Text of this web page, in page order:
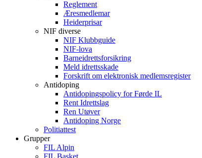
Reglement
Æresmedlemar
Heiderprisar
NIF diverse
NIF Klubbguide
NIF-lova
Barneidrettsforsikring
Meld idrettsskade
Forskrift om elektronisk medlemsregister
Antidoping
Antidopingspolicy for Førde IL
Rent Idrettslag
Ren Utøver
Antidoping Norge
Politiattest
Grupper
FIL Alpin
FIL Basket